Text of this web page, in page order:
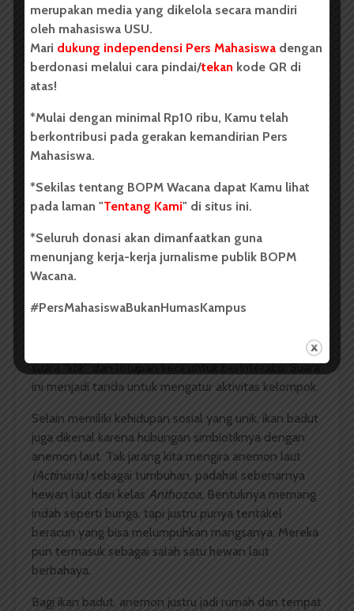
betina dominan, satu jantan utama, dan beberapa
jantan kecil yang lain. Jika betina mati, jantan terbesar
dalam kelompok akan berubah menjadi betina.
Sementara jantan terbesar kedua akan menjadi
pasangan barunya.
Perubahan ini bersifat permanen, artinya ketika ikan
badut jantan menjadi betina, ia tidak bisa kembali lagi
menjadi jantan. Fenomena ini disebut sebagai
ikan badut untuk menyesuaikan diri dan bertahan
dalam berbagai kondisi.
Perilaku sosial dan hubungan simbiotik
Ikan badut punya struktur sosial yang ketat dalam
jantan utama, ikan badut lain tetap berukuran kecil
suara “klik” dan letupan kecil untuk berinteraksi. Suara
ini menjadi tanda untuk mengatur aktivitas kelompok.
Selain memiliki kehidupan sosial yang unik, ikan badut
juga dikenal karena hubungan simbiotiknya dengan
anemon laut. Tak jarang kita mengira anemon laut
(Actiniaria)sebagai tumbuhan, padahal sebenarnya
hewan laut dari kelas Anthozoa. Bentuknya memang
indah seperti bunga, tapi justru punya tentakel
beracun yang bisa melumpuhkan mangsanya. Mereka
pun termasuk sebagai salah satu hewan laut
berbahaya.
Bagi ikan badut, anemon justru jadi rumah dan tempat
merupakan media yang dikelola secara mandiri
oleh mahasiswa USU.
Mari dukung independensi Pers Mahasiswa dengan
berdonasi melalui cara pindai/tekan kode QR di
atas!
*Mulai dengan minimal Rp10 ribu, Kamu telah
berkontribusi pada gerakan kemandirian Pers
Mahasiswa.
*Sekilas tentang BOPM Wacana dapat Kamu lihat
pada laman "Tentang Kami" di situs ini.
*Seluruh donasi akan dimanfaatkan guna
menunjang kerja-kerja jurnalisme publik BOPM
Wacana.
#PersMahasiswaBukanHumasKampus